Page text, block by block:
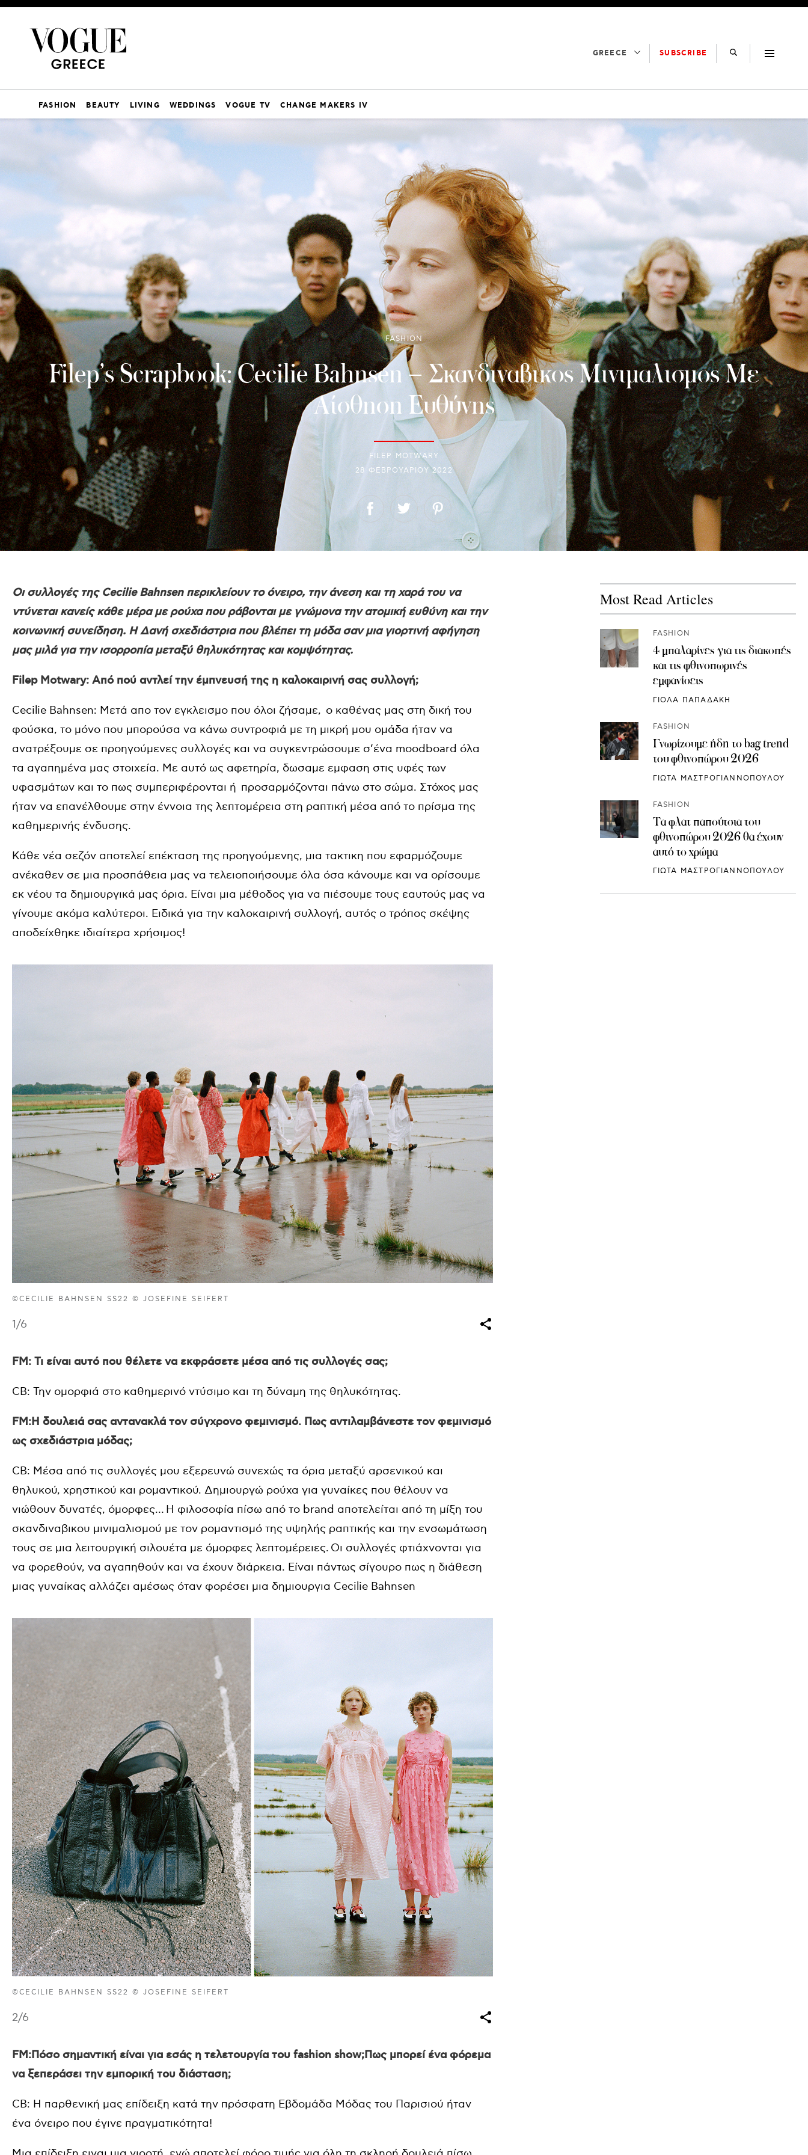
GREECE SUBSCRIBE
FASHION BEAUTY LIVING WEDDINGS VOGUE TV CHANGE MAKERS IV
FASHION
Filep’s Scrapbook: Cecilie Bahnsen – Σκανδιναβικος Μινιμαλισμος Με
Αίσθηση Ευθύνης
FILEP MOTWARY
28 ΦΕΒΡΟΥΑΡΊΟΥ 2022
Οι συλλογές της Cecilie Bahnsen περικλείουν το όνειρο, την άνεση και τη χαρά του να
ντύνεται κανείς κάθε μέρα με ρούχα που ράβονται με γνώμονα τηνατομική ευθύνη και την
κοινωνική συνείδηση. Η Δανή σχεδιάστρια που βλέπει τη μόδα σαν μια γιορτινή αφήγηση
μας μιλά για την ισορροπία μεταξύ θηλυκότητας και κομψότητας.
Filep Motwary: Από πού αντλεί την έμπνευσή της η καλοκαιρινή σας συλλογή;
Cecilie Bahnsen: Μετά απο τον εγκλεισμο που όλοι ζήσαμε, ο καθένας μας στη δική του
φούσκα, το μόνο που μπορούσα να κάνω συντροφιά με τη μικρή μου ομάδα ήταν να
ανατρέξουμε σε προηγούμενες συλλογές και να συγκεντρώσουμε σ’ένα moodboard όλα
τα αγαπημένα μας στοιχεία. Με αυτό ως αφετηρία, δωσαμε εμφαση στις υφές των
υφασμάτων και το πως συμπεριφέρονται ή προσαρμόζονται πάνω στο σώμα. Στόχος μας
ήταν να επανέλθουμε στην έννοια της λεπτομέρεια στη ραπτική μέσα από το πρίσμα της
καθημερινής ένδυσης.
Κάθε νέα σεζόν αποτελεί επέκταση της προηγούμενης, μια τακτικη που εφαρμόζουμε
ανέκαθεν σε μια προσπάθεια μας να τελειοποιήσουμε όλα όσα κάνουμε και να ορίσουμε
εκ νέου τα δημιουργικά μας όρια. Είναι μια μέθοδος για να πιέσουμε τους εαυτούς μας να
γίνουμε ακόμα καλύτεροι. Ειδικά για την καλοκαιρινή συλλογή, αυτός ο τρόπος σκέψης
αποδείχθηκε ιδιαίτερα χρήσιμος!
©CECILIE BAHNSEN SS22 © JOSEFINE SEIFERT
1/6
FM: Τι είναι αυτό που θέλετε να εκφράσετε μέσα από τις συλλογές σας;
CB: Την ομορφιά στο καθημερινό ντύσιμο και τη δύναμη της θηλυκότητας.
FM:Η δουλειά σας αντανακλά τον σύγχρονο φεμινισμό. Πως αντιλαμβάνεστε τον φεμινισμό
ως σχεδιάστρια μόδας;
CB: Μέσα από τις συλλογές μου εξερευνώ συνεχώς τα όρια μεταξύ αρσενικού και
θηλυκού, χρηστικού και ρομαντικού. Δημιουργώ ρούχα για γυναίκες που θέλουν να
νιώθουν δυνατές, όμορφες… Η φιλοσοφία πίσω από το brand αποτελείται από τη μίξη του
σκανδιναβικου μινιμαλισμού με τον ρομαντισμό της υψηλής ραπτικής και την ενσωμάτωση
τους σε μια λειτουργική σιλουέτα με όμορφες λεπτομέρειες. Οι συλλογές φτιάχνονται για
να φορεθούν, να αγαπηθούν και να έχουν διάρκεια. Είναι πάντως σίγουρο πως η διάθεση
μιας γυναίκας αλλάζει αμέσως όταν φορέσει μια δημιουργια Cecilie Bahnsen
©CECILIE BAHNSEN SS22 © JOSEFINE SEIFERT
2/6
FM:Πόσο σημαντική είναι για εσάς η τελετουργία του fashion show;Πως μπορεί ένα φόρεμα
να ξεπεράσει την εμπορική του διάσταση;
CB: Η παρθενική μας επίδειξη κατά την πρόσφατη Εβδομάδα Μόδας του Παρισιού ήταν
ένα όνειρο που έγινε πραγματικότητα!
Most Read Articles
FASHION
4 μπαλαρίνες για τις διακοπές
και τις φθινοπωρινές
εμφανίσεις
ΓΙΟΛΑ ΠΑΠΑΔΑΚΗ
FASHION
Γνωρίζουμε ήδη το bag trend
του φθινοπώρου 2026
ΓΙΩΤΑ ΜΑΣΤΡΟΓΙΑΝΝΟΠΟΥΛΟΥ
FASHION
Τα φλατ παπούτσια του
φθινοπώρου 2026 θα έχουν
αυτό το χρώμα
ΓΙΩΤΑ ΜΑΣΤΡΟΓΙΑΝΝΟΠΟΥΛΟΥ